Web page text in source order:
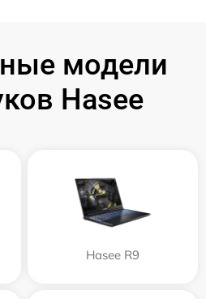
модели
Hasee
Hasee R9